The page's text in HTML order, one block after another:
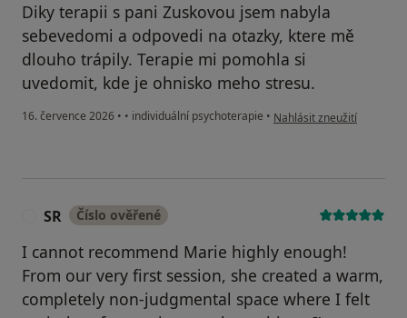
Diky terapii s pani Zuskovou jsem nabyla
sebevedomi a odpovedi na otazky, ktere mě
dlouho trápily. Terapie mi pomohla si
uvedomit, kde je ohnisko meho stresu.
16. července 2026 • • individuální psychoterapie • podle názoru uživatele
Nahlásit zneužití
SR Číslo ověřené
I cannot recommend Marie highly enough!
From our very first session, she created a warm,
completely non-judgmental space where I felt